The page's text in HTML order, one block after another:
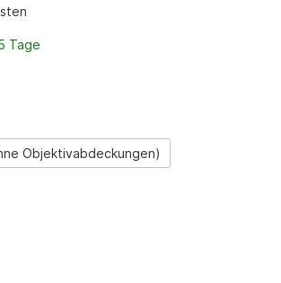
Messer
Tage
Objektivabdeckungen)